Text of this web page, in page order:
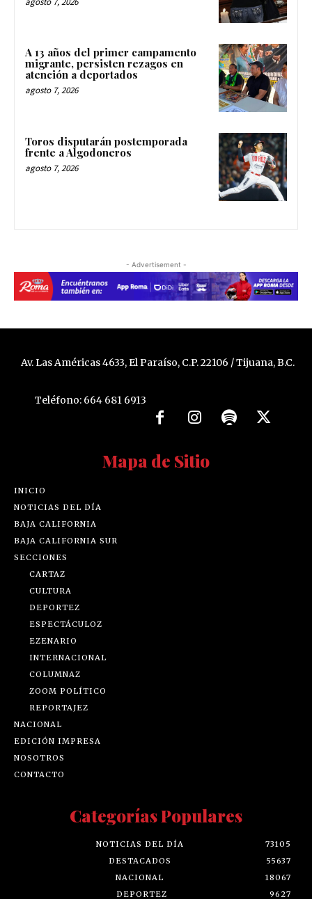
A 13 años del primer campamento
migrante, persisten rezagos en
atención a deportados
agosto 7, 2026
Toros disputarán postemporada
frente a Algodoneros
agosto 7, 2026
- Advertisement -
Av. Las Américas 4633, El Paraíso, C.P. 22106 / Tijuana, B.C.
Teléfono: 664 681 6913
Mapa de Sitio
INICIO
NOTICIAS DEL DÍA
BAJA CALIFORNIA
BAJA CALIFORNIA SUR
SECCIONES
CARTAZ
CULTURA
DEPORTEZ
ESPECTÁCULOZ
EZENARIO
INTERNACIONAL
COLUMNAZ
ZOOM POLÍTICO
REPORTAJEZ
NACIONAL
EDICIÓN IMPRESA
NOSOTROS
CONTACTO
Categorías Populares
NOTICIAS DEL DÍA
73105
DESTACADOS
55637
NACIONAL
18067
DEPORTEZ
9627